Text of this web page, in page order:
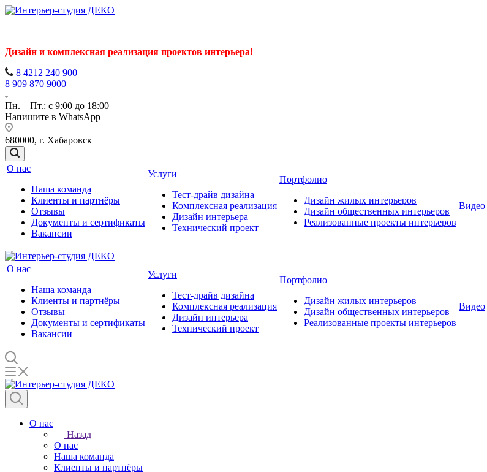
Дизайн и комплексная реализация проектов интерьера!
8 4212 240 900
8 909 870 9000
Пн. – Пт.: с 9:00 до 18:00
Напишите в WhatsApp
680000, г. Хабаровск
О нас
Наша команда
Клиенты и партнёры
Отзывы
Документы и сертификаты
Вакансии
Услуги
Тест-драйв дизайна
Комплексная реализация
Дизайн интерьера
Технический проект
Портфолио
Дизайн жилых интерьеров
Дизайн общественных интерьеров
Реализованные проекты интерьеров
Видео
О нас
Наша команда
Клиенты и партнёры
Отзывы
Документы и сертификаты
Вакансии
Услуги
Тест-драйв дизайна
Комплексная реализация
Дизайн интерьера
Технический проект
Портфолио
Дизайн жилых интерьеров
Дизайн общественных интерьеров
Реализованные проекты интерьеров
Видео
О нас
Назад
О нас
Наша команда
Клиенты и партнёры